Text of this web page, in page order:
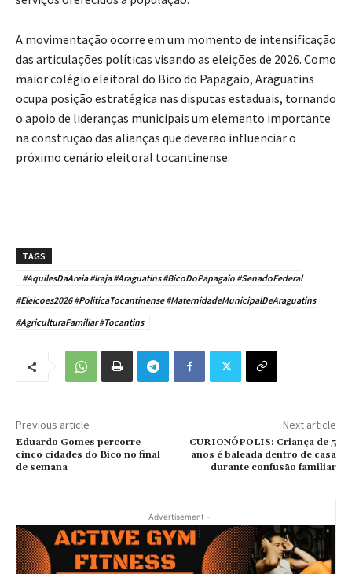
A movimentação ocorre em um momento de intensificação
das articulações políticas visando as eleições de 2026. Como
maior colégio eleitoral do Bico do Papagaio, Araguatins
ocupa posição estratégica nas disputas estaduais, tornando
o apoio de lideranças municipais um elemento importante
na construção das alianças que deverão influenciar o
próximo cenário eleitoral tocantinense.
TAGS
#AquilesDaAreia #Iraja #Araguatins #BicoDoPapagaio #SenadoFederal
#Eleicoes2026 #PoliticaTocantinense #MaternidadeMunicipalDeAraguatins
#AgriculturaFamiliar #Tocantins
Previous article
Eduardo Gomes percorre
cinco cidades do Bico no final
de semana
Next article
CURIONÓPOLIS: Criança de 5
anos é baleada dentro de casa
durante confusão familiar
- Advertisement -